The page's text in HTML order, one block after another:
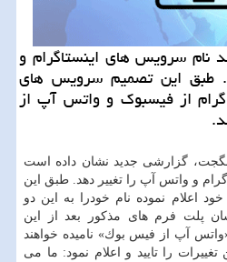
نام سرویس های اینستاگرام و
طبق این تصمیم سرویس های
از فیسبوك و واتس آپ از
گزارشی جدید نشان داده است
و واتس آپ را تغییر دهد. طبق این
اعلام نموده نام خودرا به این دو
پلت فرم های مذكور بعد از این
آپ از فیس بوك» نامیده خواهند
را تایید و اعلام نمود: ما می